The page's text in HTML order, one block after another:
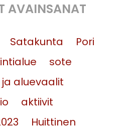
AVAINSANAT
Satakunta
Pori
sote
aluevaalit
aktiivit
Huittinen